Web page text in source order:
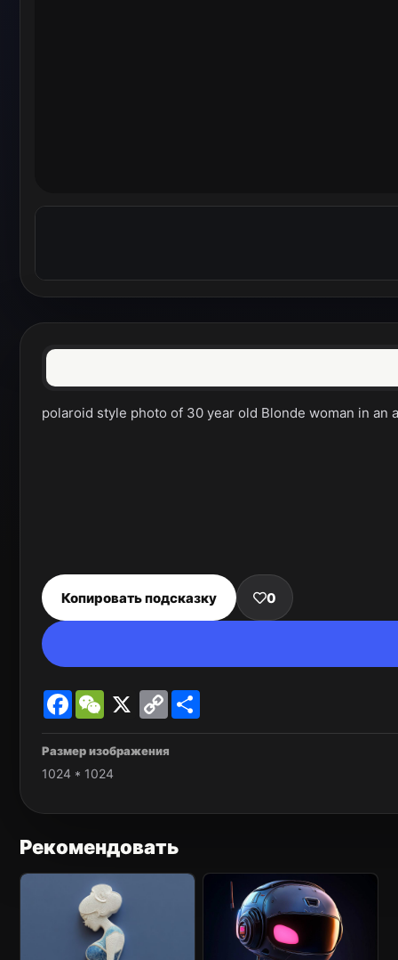
polaroid style photo of 30 year old Blonde woman in
Копировать подсказку 0
FacebookWeChat
X
Copy
Link
Размер изображения
1024 * 1024
Рекомендовать